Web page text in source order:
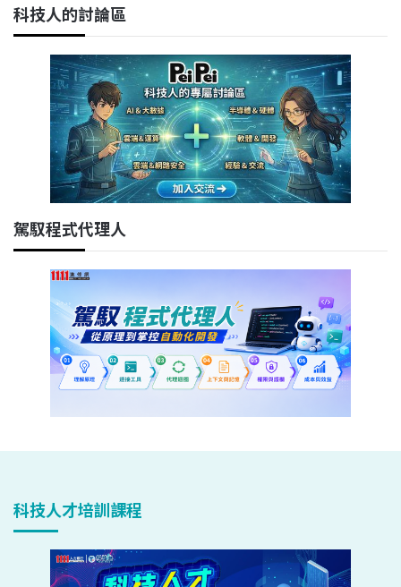
科技人的討論區
駕馭程式代理人
科技人才培訓課程